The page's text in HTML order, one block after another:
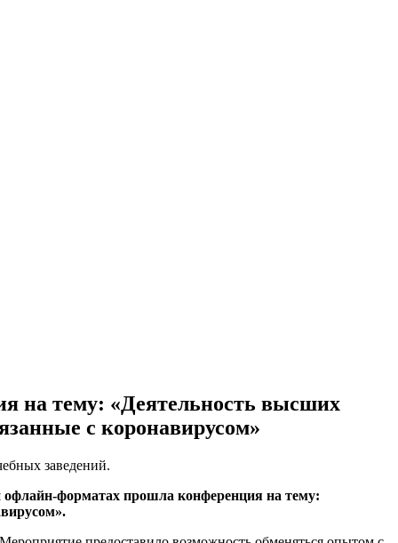
на тему: «Деятельность высших
с коронавирусом»
заведений.
офлайн-форматах прошла конференция на тему: